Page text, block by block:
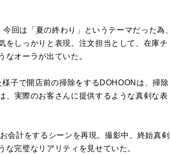
今回は「夏の終わり」というテーマだった為、
をしっかりと表現。 注文担当として、 在庫チ
なオーラが出ていた。
様子で開店前の掃除をするDOHOONは、掃除
、 実際のお客さんに提供するような真剣な表
お会計をするシーンを再現。撮影中、 終始真剣
な完璧なリアリティを見せていた。